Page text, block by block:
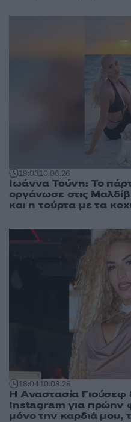
19:0310.08.26
Ιωάννα Τούνη: Το
οργάνωσε στις
και η τούρτα με τα
18:0410.08.26
Η Αναστασία
Instagram για πρώην
μόνο την καρδιά μου,